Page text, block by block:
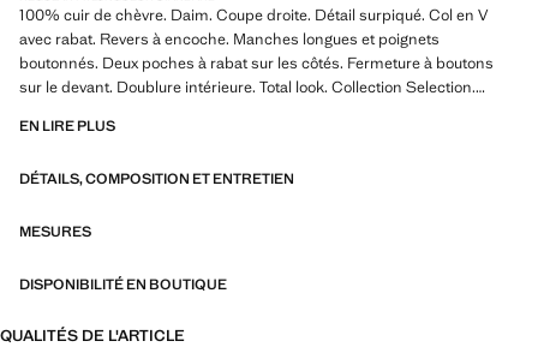
100% cuir de chèvre. Daim. Coupe droite. Détail surpiqué. Col en V
avec rabat. Revers à encoche. Manches longues et poignets
boutonnés. Deux poches à rabat sur les côtés. Fermeture à boutons
sur le devant. Doublure intérieure. Total look. Collection Selection.
qualité, pour constituer une garde-robe féminine et contemporaine
EN LIRE PLUS
DÉTAILS, COMPOSITION ET ENTRETIEN
MESURES
DISPONIBILITÉ EN BOUTIQUE
QUALITÉS DE L'ARTICLE